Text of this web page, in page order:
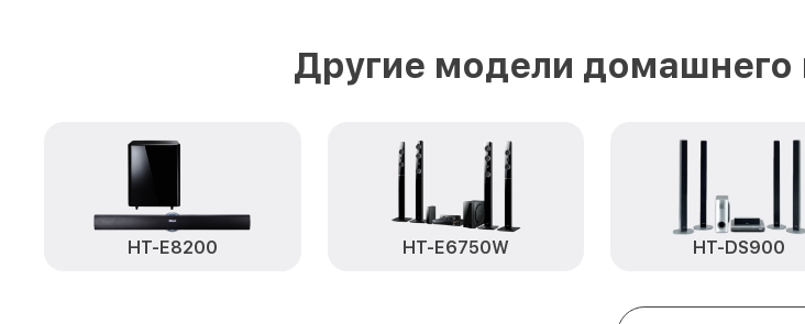
Другие модели домашнего
HT-E8200 HT-E6750W HT-DS900